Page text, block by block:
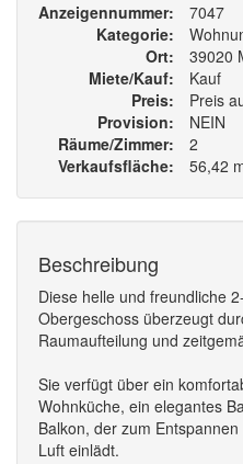
Anzeigennummer
7047
Kategorie
Ort
39020
Miete/Kauf
Kauf
Preis
Preis
Provision
NEIN
Räume/Zimmer
2
Verkaufsfläche
56,42
Beschreibung
Diese helle und freundliche
Obergeschoss überzeugt
Raumaufteilung und
Sie verfügt über ein
Wohnküche, ein elegantes
Balkon, der zum
Luft einlädt.